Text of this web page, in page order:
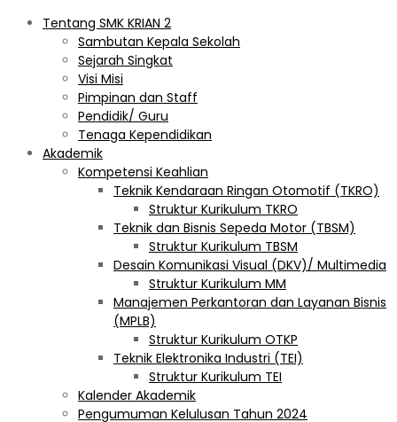
Tentang SMK KRIAN 2
Sambutan Kepala Sekolah
Sejarah Singkat
Visi Misi
Pimpinan dan Staff
Pendidik/ Guru
Tenaga Kependidikan
Akademik
Kompetensi Keahlian
Teknik Kendaraan Ringan Otomotif (TKRO)
Struktur Kurikulum TKRO
Teknik dan Bisnis Sepeda Motor (TBSM)
Struktur Kurikulum TBSM
Desain Komunikasi Visual (DKV)/ Multimedia
Struktur Kurikulum MM
Manajemen Perkantoran dan Layanan Bisnis
(MPLB)
Struktur Kurikulum OTKP
Teknik Elektronika Industri (TEI)
Struktur Kurikulum TEI
Kalender Akademik
Pengumuman Kelulusan Tahun 2024